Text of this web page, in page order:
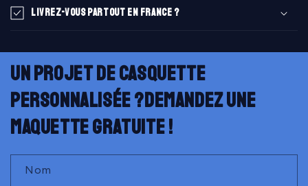
Livrez-vous partout en France ?
Un projet de casquette
personnalisée ?Demandez une
maquette gratuite !
Nom